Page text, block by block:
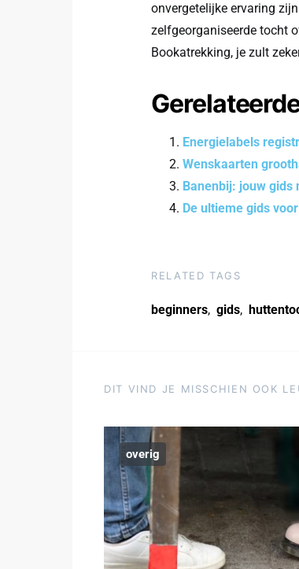
onvergetelijke ervaring
zelfgeorganiseerde tocht
Bookatrekking, je zult
Energielabels
Wenskaarten
Banenbij: jouw gids
De ultieme gids
RELATED TAGS
beginners, gids,
DIT VIND JE MISSCHIEN OOK
overig